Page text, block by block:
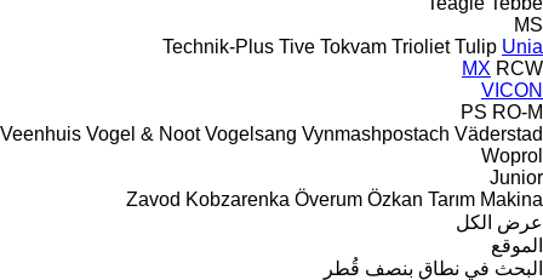
MS
Technik-Plus Tive Tokvam Trioliet Tulip Unia
MX RCW
VICON
PS RO-M
Veenhuis Vogel & Noot Vogelsang Vynmashpostach Väderstad
Woprol
Junior
Zavod Kobzarenka Överum Özkan Tarım Makina
عرض الكل
الموقع
البحث في نطاق بنصف قُطر